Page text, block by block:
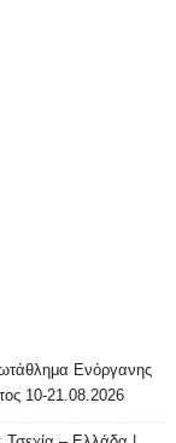
Ενόργανης
10-21.08.2026